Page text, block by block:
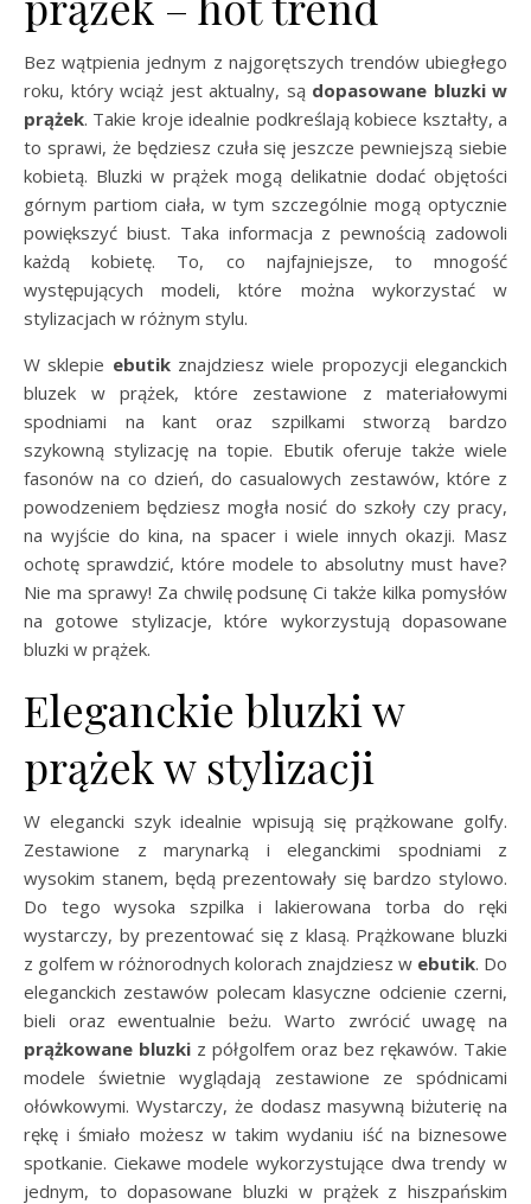
Bez wątpienia jednym z najgorętszych trendów ubiegłego
roku, który wciąż jest aktualny, są dopasowane bluzki w
prążek. Takie kroje idealnie podkreślają kobiece kształty, a
to sprawi, że będziesz czuła się jeszcze pewniejszą siebie
kobietą. Bluzki w prążek mogą delikatnie dodać objętości
górnym partiom ciała, w tym szczególnie mogą optycznie
powiększyć biust. Taka informacja z pewnością zadowoli
każdą kobietę. To, co najfajniejsze, to mnogość
występujących modeli, które można wykorzystać w
stylizacjach w różnym stylu.
W sklepie ebutikznajdziesz wiele propozycji eleganckich
bluzek w prążek, które zestawione z materiałowymi
spodniami na kant oraz szpilkami stworzą bardzo
szykowną stylizację na topie. Ebutik oferuje także wiele
fasonów na co dzień, do casualowych zestawów, które z
powodzeniem będziesz mogła nosić do szkoły czy pracy,
na wyjście do kina, na spacer i wiele innych okazji. Masz
ochotę sprawdzić, które modele to absolutny must have?
Nie ma sprawy! Za chwilę podsunę Ci także kilka pomysłów
na gotowe stylizacje, które wykorzystują dopasowane
bluzki w prążek.
Eleganckie bluzki w
prążek w stylizacji
W elegancki szyk idealnie wpisują się prążkowane golfy.
Zestawione z marynarką i eleganckimi spodniami z
wysokim stanem, będą prezentowały się bardzo stylowo.
Do tego wysoka szpilka i lakierowana torba do ręki
wystarczy, by prezentować się z klasą. Prążkowane bluzki
z golfem w różnorodnych kolorach znajdziesz w ebutik. Do
eleganckich zestawów polecam klasyczne odcienie czerni,
bieli oraz ewentualnie beżu. Warto zwrócić uwagę na
prążkowane bluzki z półgolfem oraz bez rękawów. Takie
modele świetnie wyglądają zestawione ze spódnicami
ołówkowymi. Wystarczy, że dodasz masywną biżuterię na
rękę i śmiało możesz w takim wydaniu iść na biznesowe
spotkanie. Ciekawe modele wykorzystujące dwa trendy w
jednym, to dopasowane bluzki w prążek z hiszpańskim